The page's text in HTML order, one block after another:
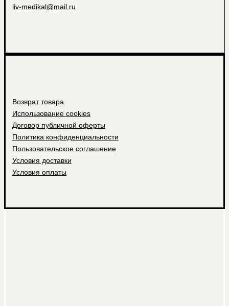
liv-medikal@mail.ru
Возврат товара
Использование cookies
Договор публичной оферты
Политика конфиденциальности
Пользовательское соглашение
Условия доставки
Условия оплаты